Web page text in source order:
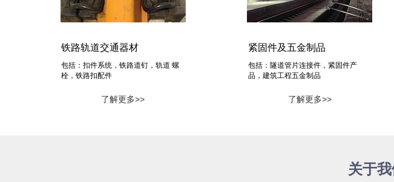
铁路轨道交通器材
包括：扣件系统，铁路道钉，轨道 螺
栓，铁路扣配件
了解更多>>
紧固件及五金制品
包括：隧道管片连接件，紧固件产
品，建筑工程五金制品
了解更多>>
关于我